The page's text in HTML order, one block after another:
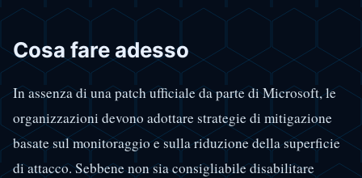
Cosa fare adesso
In assenza di una patch ufficiale da parte di Microsoft, le
organizzazioni devono adottare strategie di mitigazione
basate sul monitoraggio e sulla riduzione della superficie
di attacco. Sebbene non sia consigliabile disabilitare